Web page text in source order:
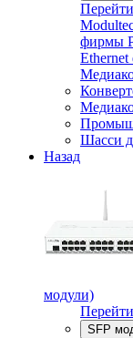
фирмы
Шасси
Назад
модули)
SFP